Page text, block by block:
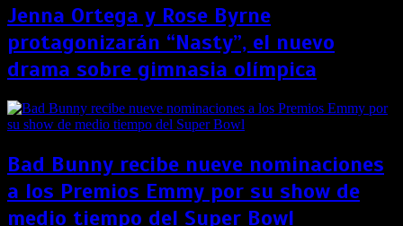
Jenna Ortega y Rose Byrne
protagonizarán “Nasty”, el nuevo
drama sobre gimnasia olímpica
Bad Bunny recibe nueve nominaciones
a los Premios Emmy por su show de
medio tiempo del Super Bowl